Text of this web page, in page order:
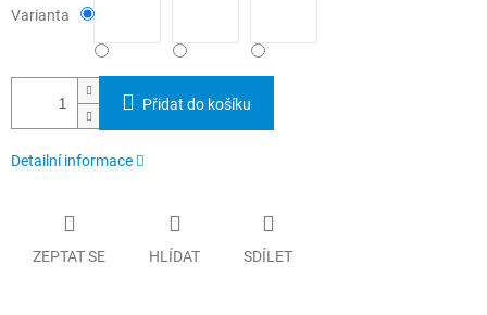
Varianta
Přidat do košíku
Detailní informace
ZEPTAT SE HLÍDAT SDÍLET